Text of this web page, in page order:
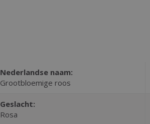
Nederlandse naam:
Grootbloemige roos
Geslacht:
Rosa